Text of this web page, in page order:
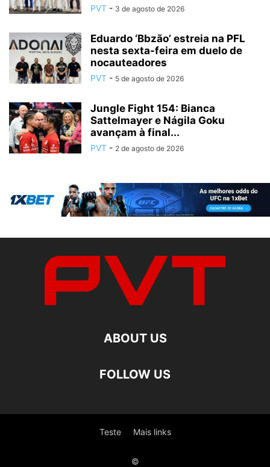
PVT - 3 de agosto de 2026
Eduardo ‘Bbzão’ estreia na PFL
nesta sexta-feira em duelo de
nocauteadores
PVT - 5 de agosto de 2026
Jungle Fight 154: Bianca
Sattelmayer e Nágila Goku
avançam à final...
PVT - 2 de agosto de 2026
ABOUT US
FOLLOW US
Teste Mais links
©